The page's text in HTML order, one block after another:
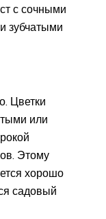
с сочными
зубчатыми
Цветки
или
Этому
хорошо
садовый